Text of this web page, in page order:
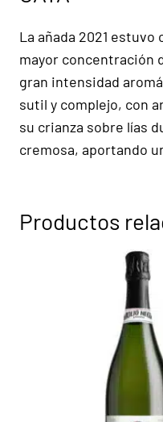
La añada 2021
mayor concentración
gran intensidad
sutil y complejo, con
su crianza sobre lías
cremosa, aportando
Productos